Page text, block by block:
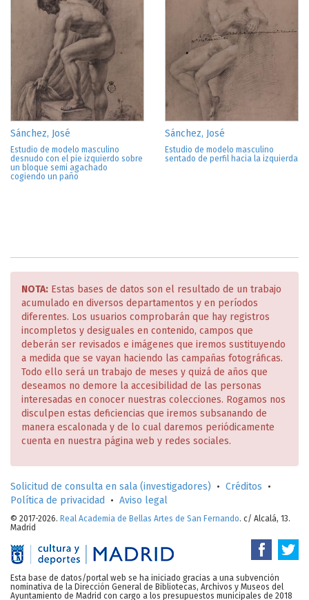
Sánchez, José
Estudio de modelo masculino
desnudo con el pie izquierdo sobre
un bloque semi agachado
cogiendo un paño
Sánchez, José
Estudio de modelo masculino
sentado de perfil hacia la izquierda
NOTA: Estas bases de datos son el resultado de un trabajo
acumulado en diversos departamentos y en períodos
diferentes. Los usuarios comprobarán que hay registros
incompletos y desiguales en contenido, campos que
deberán ser revisados e imágenes que iremos sustituyendo
a medida que se vayan haciendo las campañas fotográficas.
Todo ello será un trabajo de meses y quizá de años que
deseamos no demore la accesibilidad de las personas
interesadas en conocer nuestras colecciones. Rogamos nos
disculpen estas deficiencias que iremos subsanando de
manera escalonada y de lo cual daremos periódicamente
cuenta en nuestra página web y redes sociales.
Solicitud de consulta en sala (investigadores) • Créditos •
Política de privacidad
• Aviso legal
© 2017-2026. Real Academia de Bellas Artes de San Fernando. c/ Alcalá, 13.
Madrid
Esta base de datos/portal web se ha iniciado gracias a una subvención
nominativa de la Dirección General de Bibliotecas, Archivos y Museos del
Ayuntamiento de Madrid con cargo a los presupuestos municipales de 2018